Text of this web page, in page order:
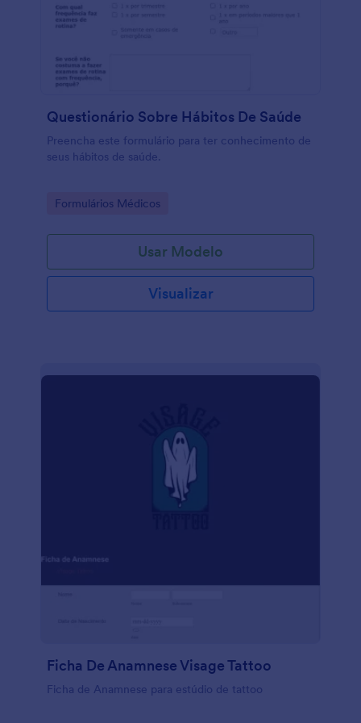
Questionário Sobre Hábitos De Saúde
Preencha este formulário para ter conhecimento de
seus hábitos de saúde.
Go to Category:
Formulários Médicos
Usar Modelo
Visualizar
Ficha De Anamnese Visage Tattoo
Ficha de Anamnese para estúdio de tattoo